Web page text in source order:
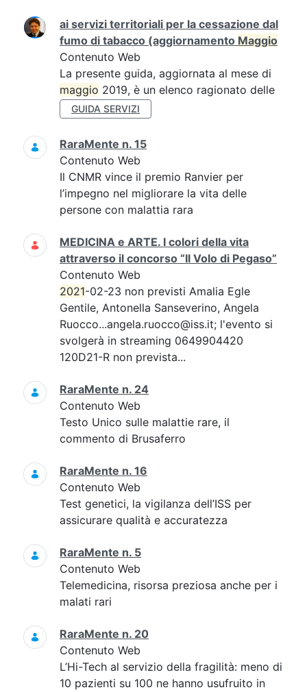
ai servizi territoriali per la cessazione dal
fumo di tabacco (aggiornamento Maggio
Contenuto Web
La presente guida, aggiornata al mese di
maggio 2019, è un elenco ragionato delle
GUIDA SERVIZI
RaraMente n. 15
Contenuto Web
Il CNMR vince il premio Ranvier per
l’impegno nel migliorare la vita delle
persone con malattia rara
MEDICINA e ARTE. I colori della vita
attraverso il concorso “Il Volo di Pegaso”
Contenuto Web
2021-02-23 non previsti Amalia Egle
Gentile, Antonella Sanseverino, Angela
Ruocco...angela.ruocco@iss.it; l'evento si
svolgerà in streaming 0649904420
120D21-R non prevista...
RaraMente n. 24
Contenuto Web
Testo Unico sulle malattie rare, il
commento di Brusaferro
RaraMente n. 16
Contenuto Web
Test genetici, la vigilanza dell’ISS per
assicurare qualità e accuratezza
RaraMente n. 5
Contenuto Web
Telemedicina, risorsa preziosa anche per i
malati rari
RaraMente n. 20
Contenuto Web
L’Hi-Tech al servizio della fragilità: meno di
10 pazienti su 100 ne hanno usufruito in